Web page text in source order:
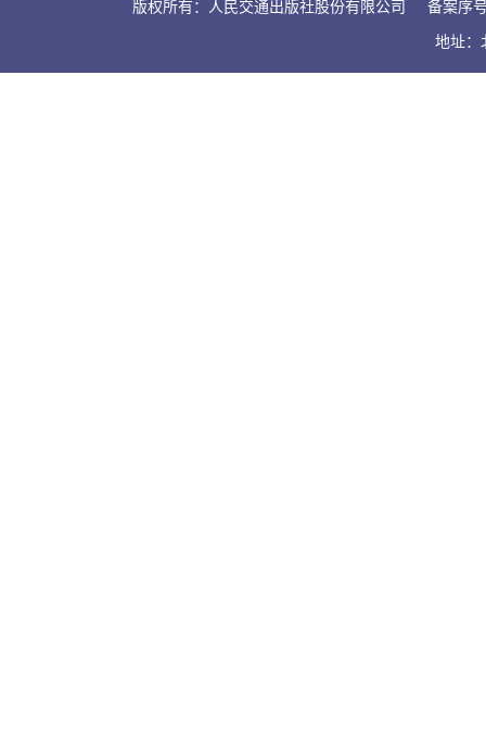
版权所有：人民交通出版社股份有限公司
备案序
地址：